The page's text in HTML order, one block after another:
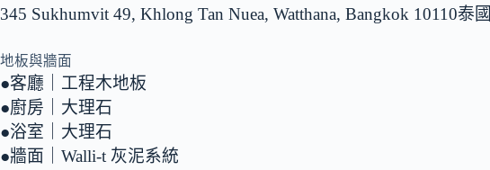
345 Sukhumvit 49, Khlong Tan Nuea, Watthana, Bangkok 10110泰國
地板與牆面
●客廳｜工程木地板
●廚房｜大理石
●浴室｜大理石
●牆面｜Walli-t 灰泥系統